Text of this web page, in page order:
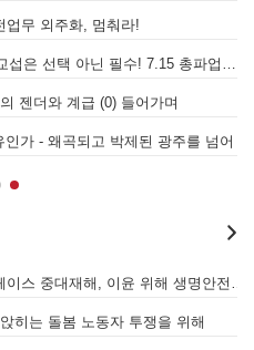
무 외주화, 멈춰라!
[원청교섭투쟁 기획인터뷰4] 원청교섭은 선택 아닌 필수! 7.15 총파업은 자본에 원청교섭 시작을 알리는 첫걸음이자 선전포고다
젠더와 계급 (0) 들어가며
가 - 왜곡되고 박제된 광주를 넘어
[후기] SK하이닉스·한화에어로스페이스 중대재해, 이윤 위해 생명안전을 위협하는 '첨단산업' 자본을 규탄하다
는 돌봄 노동자 투쟁을 위해